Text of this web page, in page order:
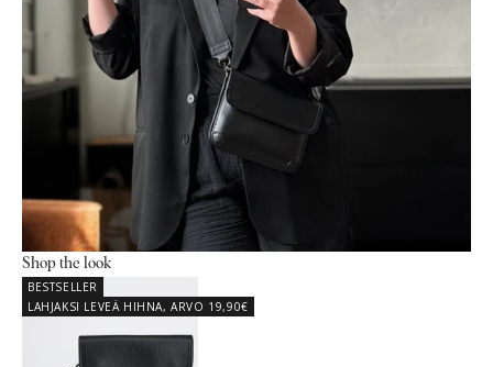
Shop the look
BESTSELLER
LAHJAKSI LEVEÄ HIHNA, ARVO 19,90€